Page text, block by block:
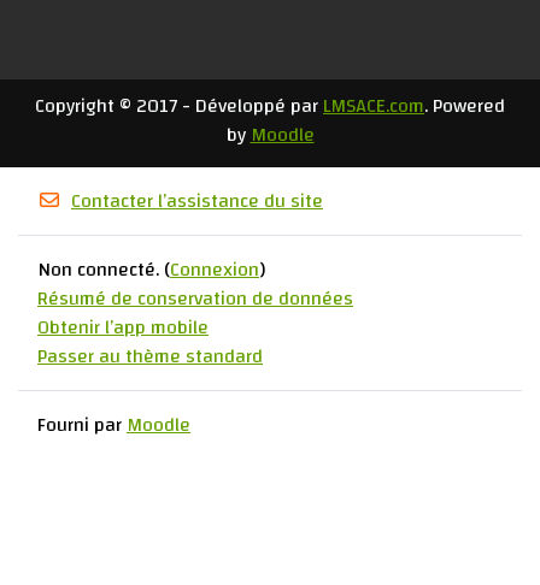
Copyright © 2017 - Développé parLMSACE.com. Powered
byMoodle
Contacter l’assistance du site
Non connecté. (Connexion)
Résumé de conservation de données
Obtenir l’app mobile
Passer au thème standard
Fourni parMoodle